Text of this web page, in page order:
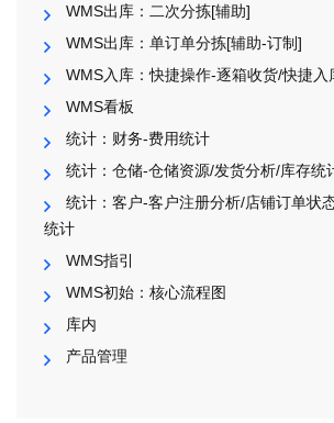
WMS出库：二次分拣[辅助]
WMS出库：单订单分拣[辅助-订制]
WMS入库：快捷操作-逐箱收货/快捷入
WMS看板
统计：财务-费用统计
统计：仓储-仓储资源/发货分析/库存统
统计：客户-客户注册分析/店铺订单状
统计
WMS指引
WMS初始：核心流程图
库内
产品管理